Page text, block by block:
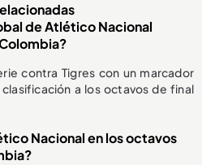
de Atlético Nacional
contra Tigres con un marcador
a los octavos de final
Nacional en los octavos